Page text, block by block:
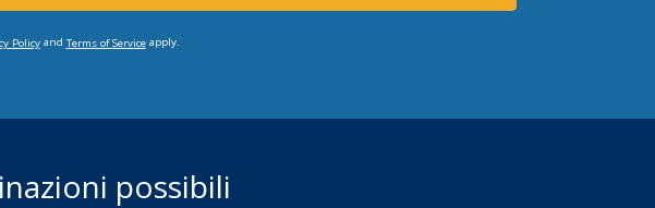
Policyand Terms of Serviceapply.
possibili